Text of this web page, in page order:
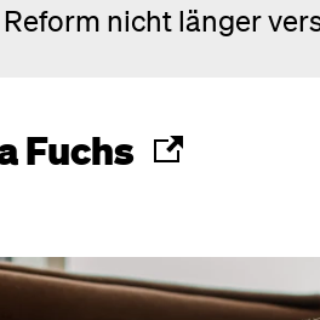
nicht länger
Fuchs